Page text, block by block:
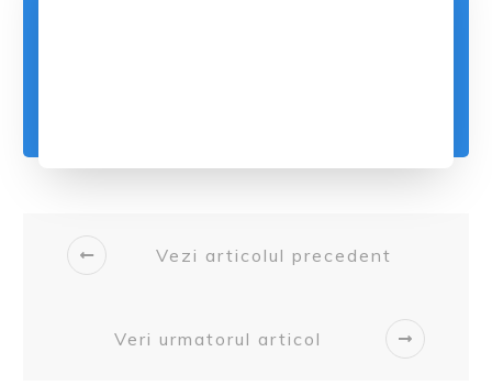
Vezi articolul precedent
Veri urmatorul articol